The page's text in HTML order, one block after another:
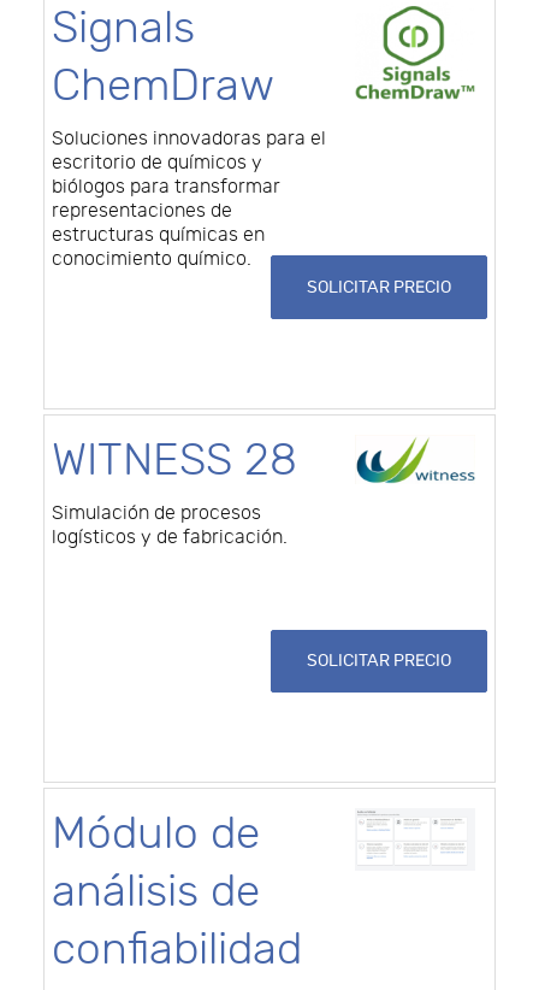
Signals
ChemDraw
Soluciones innovadoras para el
escritorio de químicos y
biólogos para transformar
representaciones de
estructuras químicas en
conocimiento químico.
SOLICITAR PRECIO
WITNESS 28
Simulación de procesos
logísticos y de fabricación.
SOLICITAR PRECIO
Módulo de
análisis de
confiabilidad